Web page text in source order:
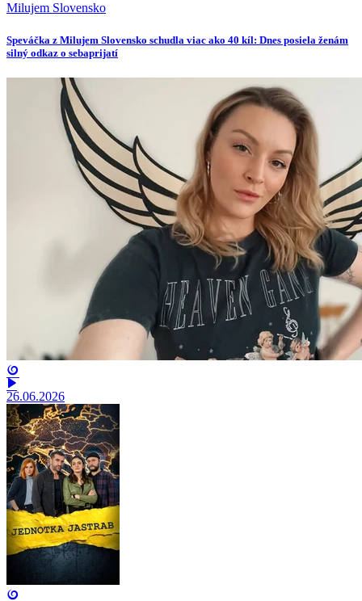
Milujem Slovensko
Speváčka z Milujem Slovensko schudla viac ako 40 kíl: Dnes posiela ženám
silný odkaz o sebaprijatí
26.06.2026